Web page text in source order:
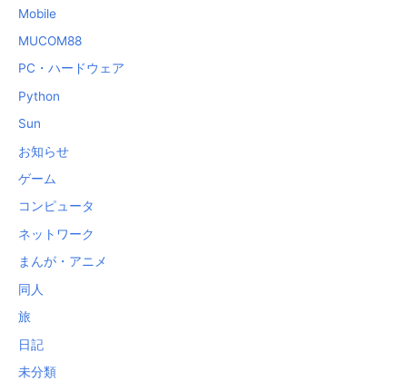
Mobile
MUCOM88
PC・ハードウェア
Python
Sun
お知らせ
ゲーム
コンピュータ
ネットワーク
まんが・アニメ
同人
旅
日記
未分類